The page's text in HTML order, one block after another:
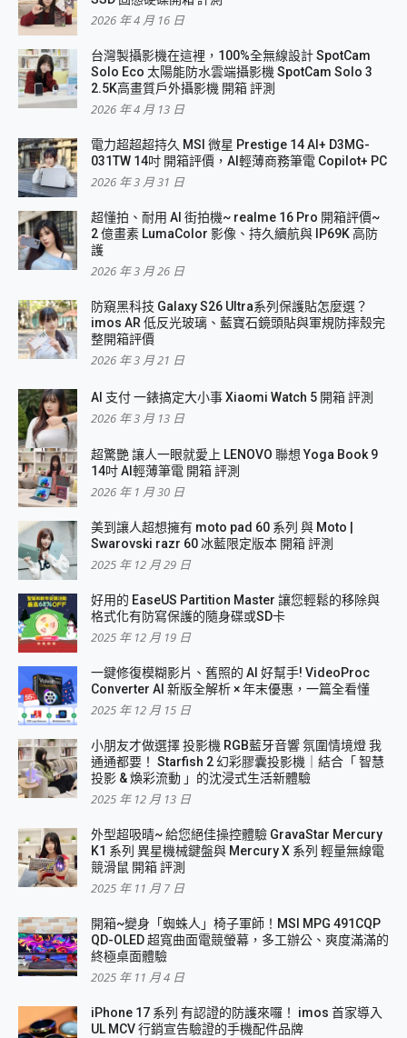
2026 年 4 月 16 日
台灣製攝影機在這裡，100%全無線設計 SpotCam
Solo Eco 太陽能防水雲端攝影機 SpotCam Solo 3
2.5K高畫質戶外攝影機 開箱 評測
2026 年 4 月 13 日
電力超超超持久 MSI 微星 Prestige 14 AI+ D3MG-
031TW 14吋 開箱評價，AI輕薄商務筆電 Copilot+ PC
2026 年 3 月 31 日
超懂拍、耐用 AI 街拍機~ realme 16 Pro 開箱評價~
2 億畫素 LumaColor 影像、持久續航與 IP69K 高防
護
2026 年 3 月 26 日
防窺黑科技 Galaxy S26 Ultra系列保護貼怎麼選？
imos AR 低反光玻璃、藍寶石鏡頭貼與軍規防摔殼完
整開箱評價
2026 年 3 月 21 日
AI 支付 一錶搞定大小事 Xiaomi Watch 5 開箱 評測
2026 年 3 月 13 日
超驚艷 讓人一眼就愛上 LENOVO 聯想 Yoga Book 9
14吋 AI輕薄筆電 開箱 評測
2026 年 1 月 30 日
美到讓人超想擁有 moto pad 60 系列 與 Moto |
Swarovski razr 60 冰藍限定版本 開箱 評測
2025 年 12 月 29 日
好用的 EaseUS Partition Master 讓您輕鬆的移除與
格式化有防寫保護的隨身碟或SD卡
2025 年 12 月 19 日
一鍵修復模糊影片、舊照的 AI 好幫手! VideoProc
Converter AI 新版全解析 × 年末優惠，一篇全看懂
2025 年 12 月 15 日
小朋友才做選擇 投影機 RGB藍牙音響 氛圍情境燈 我
通通都要！ Starfish 2 幻彩膠囊投影機｜結合「 智慧
投影 & 煥彩流動 」的沈浸式生活新體驗
2025 年 12 月 13 日
外型超吸晴~ 給您絕佳操控體驗 GravaStar Mercury
K1 系列 異星機械鍵盤與 Mercury X 系列 輕量無線電
競滑鼠 開箱 評測
2025 年 11 月 7 日
開箱~變身「蜘蛛人」椅子軍師！MSI MPG 491CQP
QD-OLED 超寬曲面電競螢幕，多工辦公、爽度滿滿的
終極桌面體驗
2025 年 11 月 4 日
iPhone 17 系列 有認證的防護來囉！ imos 首家導入
UL MCV 行銷宣告驗證的手機配件品牌